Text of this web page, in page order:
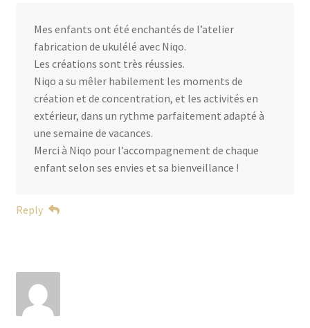
Mes enfants ont été enchantés de l’atelier
fabrication de ukulélé avec Niqo.
Les créations sont très réussies.
Niqo a su mêler habilement les moments de
création et de concentration, et les activités en
extérieur, dans un rythme parfaitement adapté à
une semaine de vacances.
Merci à Niqo pour l’accompagnement de chaque
enfant selon ses envies et sa bienveillance !
Reply